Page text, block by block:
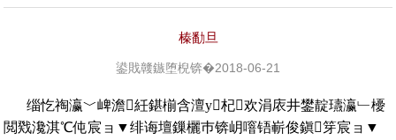
榛勫旦
鍙戝竷鏃堕棿锛�2018-06-21
缁忔祹瀛﹀崥澹紝鍖椾含澶у杞欢涓庡井鐢靛瓙瀛﹂櫌
閲戣瀺淇℃伅宸ョ▼绯诲壇鏁欐巿锛岄噾铻嶄俊鎭笌宸ョ▼